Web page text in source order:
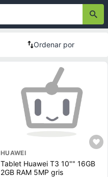
Ordenar por
HUAWEI
Tablet Huawei T3 10"" 16GB
2GB RAM 5MP gris